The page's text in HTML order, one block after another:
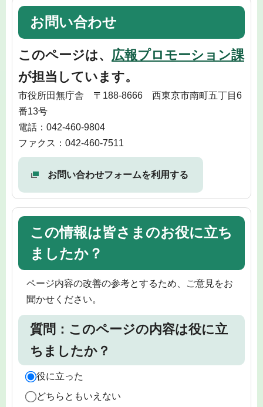
お問い合わせ
このページは、 広報プロモーション課
が担当しています。
市役所田無庁舎 〒188-8666 西東京市南町五丁目6
番13号
電話：042-460-9804
ファクス：042-460-7511
お問い合わせフォームを利用する
この情報は皆さまのお役に立ち
ましたか？
ページ内容の改善の参考とするため、ご意見をお
聞かせください。
質問：このページの内容は役に立
ちましたか？
役に立った
どちらともいえない